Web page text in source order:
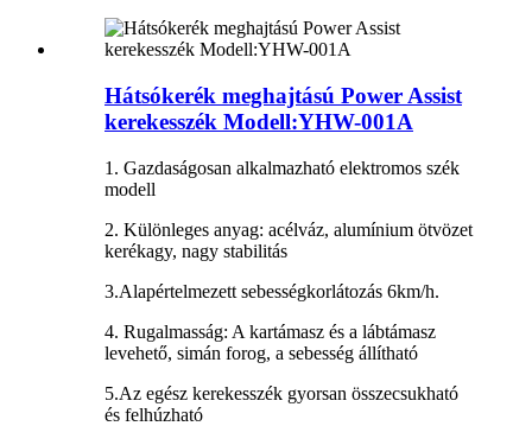
Hátsókerék meghajtású Power Assist
kerekesszék Modell:YHW-001A
1. Gazdaságosan alkalmazható elektromos szék
modell
2. Különleges anyag: acélváz, alumínium ötvözet
kerékagy, nagy stabilitás
3.Alapértelmezett sebességkorlátozás 6km/h.
4. Rugalmasság: A kartámasz és a lábtámasz
levehető, simán forog, a sebesség állítható
5.Az egész kerekesszék gyorsan összecsukható
és felhúzható